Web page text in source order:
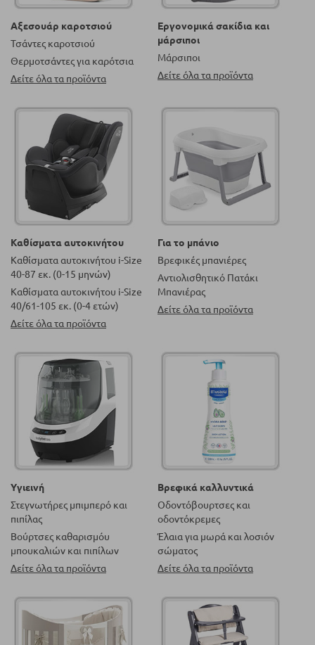
Αξεσουάρ καροτσιού
Τσάντες καροτσιού
Θερμοτσάντες για καρότσια
Δείτε όλα τα προϊόντα
Εργονομικά σακίδια και
μάρσιποι
Μάρσιποι
Δείτε όλα τα προϊόντα
Καθίσματα αυτοκινήτου
Καθίσματα αυτοκινήτου i-Size
40-87 εκ. (0-15 μηνών)
Καθίσματα αυτοκινήτου i-Size
40/61-105 εκ. (0-4 ετών)
Δείτε όλα τα προϊόντα
Για το μπάνιο
Βρεφικές μπανιέρες
Αντιολισθητικό Πατάκι
Μπανιέρας
Δείτε όλα τα προϊόντα
Υγιεινή
Στεγνωτήρες μπιμπερό και
πιπίλας
Βούρτσες καθαρισμόυ
μπουκαλιών και πιπίλων
Δείτε όλα τα προϊόντα
Βρεφικά καλλυντικά
Οδοντόβουρτσες και
οδοντόκρεμες
Έλαια για μωρά και λοσιόν
σώματος
Δείτε όλα τα προϊόντα